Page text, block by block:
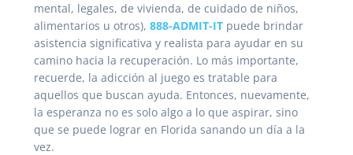
mental, legales, de vivienda, de cuidado de niños,
alimentarios u otros), 888-ADMIT-IT puede brindar
asistencia significativa y realista para ayudar en su
camino hacia la recuperación. Lo más importante,
recuerde, la adicción al juego es tratable para
aquellos que buscan ayuda. Entonces, nuevamente,
la esperanza no es solo algo a lo que aspirar, sino
que se puede lograr en Florida sanando un día a la
vez.